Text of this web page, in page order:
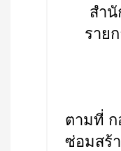
สำนั
ราย
ตามที่
ซ่อมสร้